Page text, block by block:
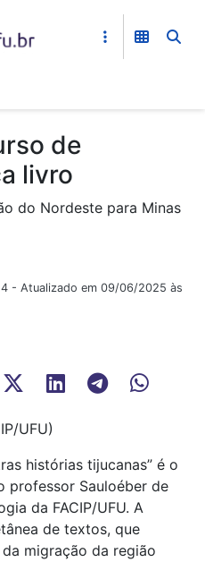
de
livro
do Nordeste para Minas
- Atualizado em 09/06/2025 às
UFU)
histórias tijucanas” é o
professor Sauloéber de
da FACIP/UFU. A
de textos, que
migração da região